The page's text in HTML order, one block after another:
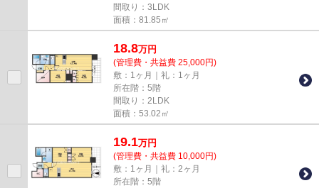
間取り：3LDK
面積：81.85㎡
18.8万円
(管理費・共益費 25,000円)
敷：1ヶ月｜礼：1ヶ月
所在階：5階
間取り：2LDK
面積：53.02㎡
19.1万円
(管理費・共益費 10,000円)
敷：1ヶ月｜礼：2ヶ月
所在階：5階